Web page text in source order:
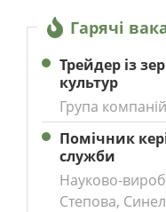
Гарячі
Трейдер із
культур
Група
Помічник
служби
Науково-
Степова,